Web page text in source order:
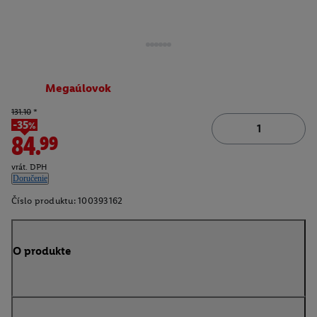
Megaúlovok
131.10 *
-35%
84.99
vrát. DPH
Doručenie
Číslo produktu: 100393162
O produkte